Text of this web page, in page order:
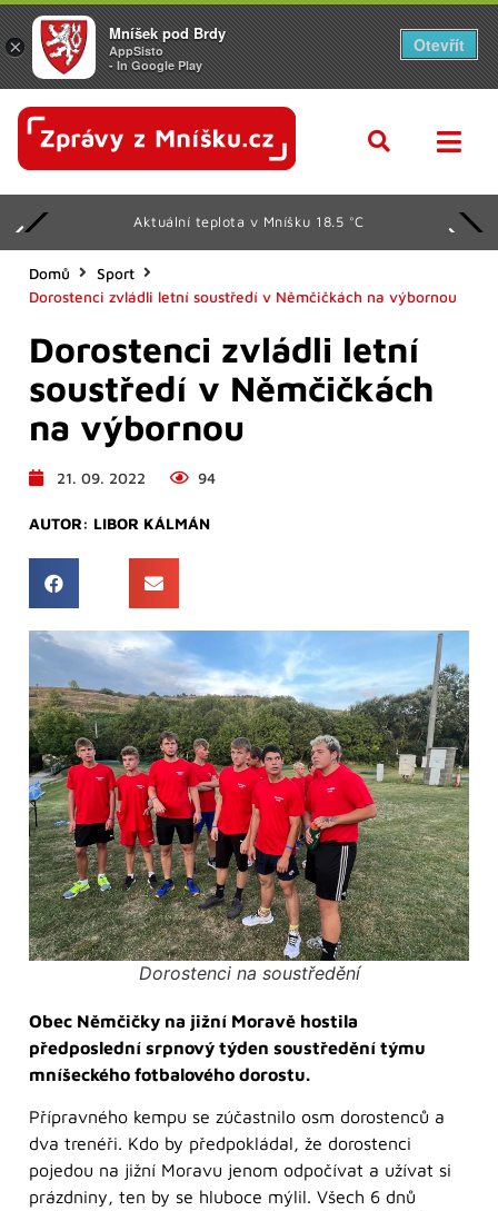
Aktuální teplota v Mníšku 18.5 °C
Domů
Sport
Dorostenci zvládli letní soustředí v Němčičkách na výbornou
Dorostenci zvládli letní
soustředí v Němčičkách
na výbornou
21. 09. 2022 94
AUTOR: LIBOR KÁLMÁN
Dorostenci na soustředění
Obec Němčičky na jižní Moravě hostila
předposlední srpnový týden soustředění týmu
mníšeckého fotbalového dorostu.
Přípravného kempu se zúčastnilo osm dorostenců a
dva trenéři. Kdo by předpokládal, že dorostenci
pojedou na jižní Moravu jenom odpočívat a užívat si
prázdniny, ten by se hluboce mýlil. Všech 6 dnů
×
Mníšek pod Brdy
AppSisto
- In Google Play
Otevřít